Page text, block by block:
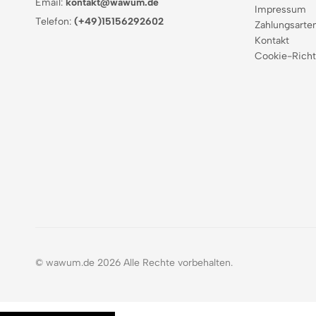
Email: kontakt@wawum.de
Telefon: (+49)15156292602
Impressum
Kontakt
Cookie-
© wawum.de 2026 Alle Rechte vorbehalten.